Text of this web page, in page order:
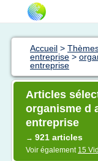
Accueil >
entreprise >
entreprise
Articles
organisme d
entreprise
→ 921 articles
Voir également 15